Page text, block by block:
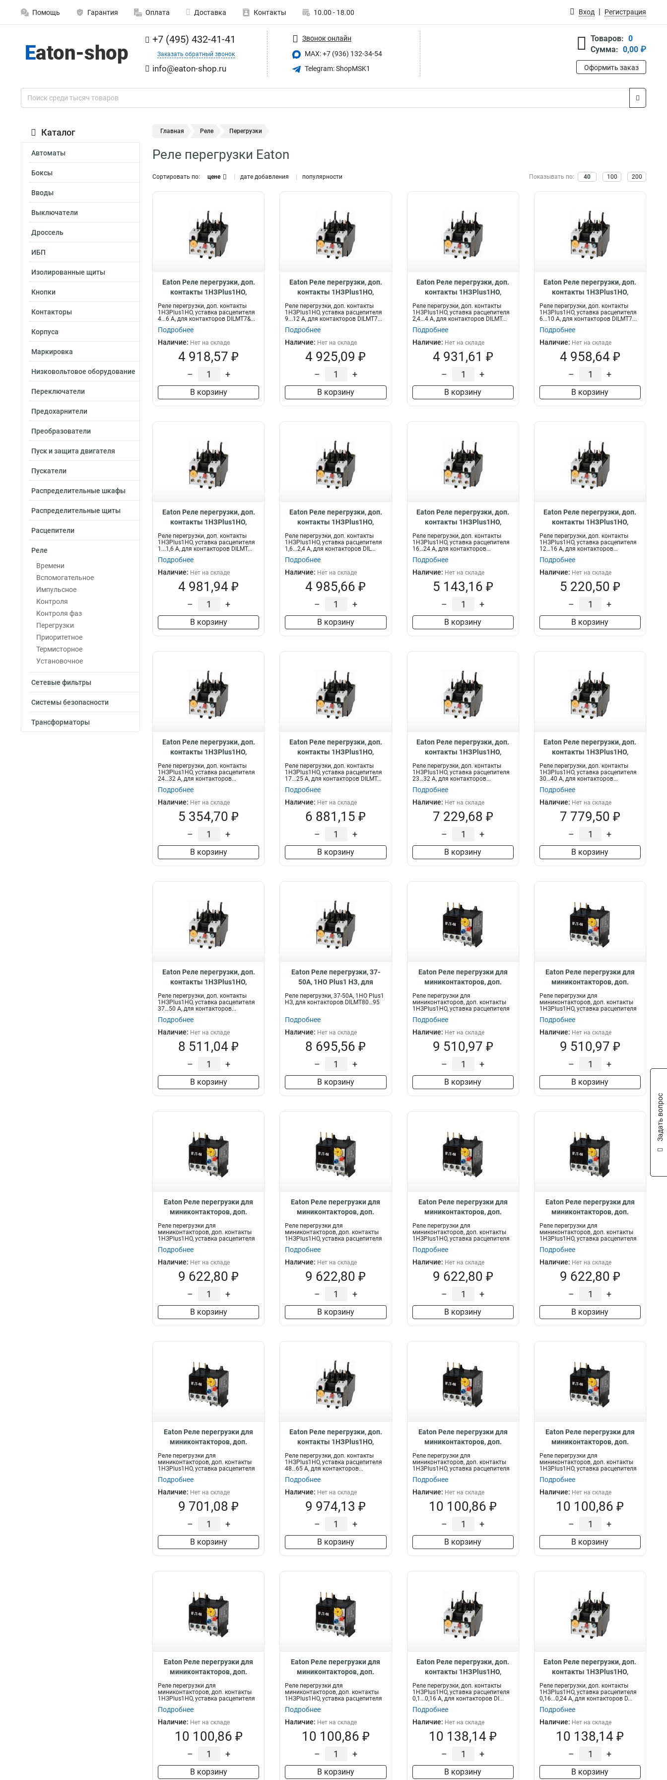
Помощь Гарантия Оплата Доставка Контакты 10.00 - 18.00 Вход Регистрация
+7 (495) 432-41-41
Заказать обратный звонок
info@eaton-shop.ru
Звонок онлайн
MAX: +7 (936) 132-34-54
Telegram: ShopMSK1
Товаров: 0
Сумма: 0,00 ₽
Оформить заказ
Каталог
Автоматы
Боксы
Вводы
Выключатели
Дроссель
ИБП
Изолированные щиты
Кнопки
Контакторы
Корпуса
Маркировка
Низковольтовое оборудование
Переключатели
Предохарнители
Преобразователи
Пуск и защита двигателя
Пускатели
Распределительные шкафы
Распределительные щиты
Расцепители
Реле
Времени
Вспомогательное
Импульсное
Контроля
Контроля фаз
Перегрузки
Приоритетное
Термисторное
Установочное
Сетевые фильтры
Системы безопасности
Трансформаторы
Главная Реле Перегрузки
Реле перегрузки Eaton
Сортировать по: цене дате добавления популярности Показывать по: 40 100 200
Eaton Реле перегрузки, доп.
контакты 1НЗPlus1НО,
для контакторов DILMT7…12
ZBT12-6
Реле перегрузки, доп. контакты
1НЗPlus1НО, уставка расцепителя
4...6 А, для контакторов DILMT7&...
Подробнее
Наличие: Нет на складе
4 918,57 ₽
– +
В корзину
Eaton Реле перегрузки, доп.
контакты 1НЗPlus1НО,
уставка расцепителя 9...12 А,
для контакторов DILMT7…12
ZBT12-12
Реле перегрузки, доп. контакты
1НЗPlus1НО, уставка расцепителя
9...12 А, для контакторов DILMT7...
Подробнее
Наличие: Нет на складе
4 925,09 ₽
– +
В корзину
Eaton Реле перегрузки, доп.
контакты 1НЗPlus1НО,
уставка расцепителя 2,4...4 А,
для контакторов DILMT7…12
ZBT12-4
Реле перегрузки, доп. контакты
1НЗPlus1НО, уставка расцепителя
2,4...4 А, для контакторов DILMT...
Подробнее
Наличие: Нет на складе
4 931,61 ₽
– +
В корзину
Eaton Реле перегрузки, доп.
контакты 1НЗPlus1НО,
уставка расцепителя 6...10 А,
для контакторов DILMT7…12
ZBT12-10
Реле перегрузки, доп. контакты
1НЗPlus1НО, уставка расцепителя
6...10 А, для контакторов DILMT7...
Подробнее
Наличие: Нет на складе
4 958,64 ₽
– +
В корзину
Eaton Реле перегрузки, доп.
контакты 1НЗPlus1НО,
уставка расцепителя 1...1,6 А,
для контакторов DILMT7…12
ZBT12-1,6
Реле перегрузки, доп. контакты
1НЗPlus1НО, уставка расцепителя
1...1,6 А, для контакторов DILMT...
Подробнее
Наличие: Нет на складе
4 981,94 ₽
– +
В корзину
Eaton Реле перегрузки, доп.
контакты 1НЗPlus1НО,
уставка расцепителя 1,6...2,4
А, для контакторов DILMT7…
12 ZBT12-2,4
Реле перегрузки, доп. контакты
1НЗPlus1НО, уставка расцепителя
1,6...2,4 А, для контакторов DIL...
Подробнее
Наличие: Нет на складе
4 985,66 ₽
– +
В корзину
Eaton Реле перегрузки, доп.
контакты 1НЗPlus1НО,
уставка расцепителя 16…24 А,
для контакторов DILMT17…32
ZBT32-24
Реле перегрузки, доп. контакты
1НЗPlus1НО, уставка расцепителя
16…24 А, для контакторов...
Подробнее
Наличие: Нет на складе
5 143,16 ₽
– +
В корзину
Eaton Реле перегрузки, доп.
контакты 1НЗPlus1НО,
уставка расцепителя 12…16 А,
для контакторов DILMT17…32
ZBT32-16
Реле перегрузки, доп. контакты
1НЗPlus1НО, уставка расцепителя
12…16 А, для контакторов...
Подробнее
Наличие: Нет на складе
5 220,50 ₽
– +
В корзину
Eaton Реле перегрузки, доп.
контакты 1НЗPlus1НО,
уставка расцепителя 24…32 А,
для контакторов DILMT17…32
ZBT32-32
Реле перегрузки, доп. контакты
1НЗPlus1НО, уставка расцепителя
24…32 А, для контакторов...
Подробнее
Наличие: Нет на складе
5 354,70 ₽
– +
В корзину
Eaton Реле перегрузки, доп.
контакты 1НЗPlus1НО,
А, для контакторов DILMT40…
65 ZBT65-25
Реле перегрузки, доп. контакты
1НЗPlus1НО, уставка расцепителя
17...25 А, для контакторов DILMT...
Подробнее
Наличие: Нет на складе
6 881,15 ₽
– +
В корзину
Eaton Реле перегрузки, доп.
контакты 1НЗPlus1НО,
уставка расцепителя 23…32 А,
для контакторов DILMT40…65
ZBT65-32
Реле перегрузки, доп. контакты
1НЗPlus1НО, уставка расцепителя
23…32 А, для контакторов...
Подробнее
Наличие: Нет на складе
7 229,68 ₽
– +
В корзину
Eaton Реле перегрузки, доп.
контакты 1НЗPlus1НО,
уставка расцепителя 30…40 А,
для контакторов DILMT40…65
ZBT65-40
Реле перегрузки, доп. контакты
1НЗPlus1НО, уставка расцепителя
30…40 А, для контакторов...
Подробнее
Наличие: Нет на складе
7 779,50 ₽
– +
В корзину
Eaton Реле перегрузки, доп.
контакты 1НЗPlus1НО,
уставка расцепителя 37…50 А,
для контакторов DILMT40…65
ZBT65-50
Реле перегрузки, доп. контакты
1НЗPlus1НО, уставка расцепителя
37…50 А, для контакторов...
Подробнее
Наличие: Нет на складе
8 511,04 ₽
– +
В корзину
Eaton Реле перегрузки, 37-
50А, 1НО Plus1 НЗ, для
контакторов DILMT80…95
ZBT95-50
Реле перегрузки, 37-50А, 1НО Plus1
НЗ, для контакторов DILMT80…95
Подробнее
Наличие: Нет на складе
8 695,56 ₽
– +
В корзину
Eaton Реле перегрузки для
миниконтакторов, доп.
уставка расцепителя 1,6...2,4
А ZE-2,4
Реле перегрузки для
миниконтакторов, доп. контакты
1НЗPlus1НО, уставка расцепителя
1,6...2,4 А...
Подробнее
Наличие: Нет на складе
9 510,97 ₽
– +
В корзину
Eaton Реле перегрузки для
миниконтакторов, доп.
уставка расцепителя 2,4...4 А
ZE-4
Реле перегрузки для
миниконтакторов, доп. контакты
1НЗPlus1НО, уставка расцепителя
Подробнее
Наличие: Нет на складе
9 510,97 ₽
– +
В корзину
Eaton Реле перегрузки для
миниконтакторов, доп.
уставка расцепителя 0,4...0,6
А ZE-0,6
Реле перегрузки для
миниконтакторов, доп. контакты
1НЗPlus1НО, уставка расцепителя
0,4...0,6 А...
Подробнее
Наличие: Нет на складе
9 622,80 ₽
– +
В корзину
Eaton Реле перегрузки для
миниконтакторов, доп.
уставка расцепителя 1...1,6А
ZE-1,6
Реле перегрузки для
миниконтакторов, доп. контакты
1НЗPlus1НО, уставка расцепителя
Подробнее
Наличие: Нет на складе
9 622,80 ₽
– +
В корзину
Eaton Реле перегрузки для
миниконтакторов, доп.
уставка расцепителя 4...6 А
ZE-6
Реле перегрузки для
миниконтакторов, доп. контакты
1НЗPlus1НО, уставка расцепителя
Подробнее
Наличие: Нет на складе
9 622,80 ₽
– +
В корзину
Eaton Реле перегрузки для
миниконтакторов, доп.
уставка расцепителя 6...9 А
ZE-9
Реле перегрузки для
миниконтакторов, доп. контакты
1НЗPlus1НО, уставка расцепителя
Подробнее
Наличие: Нет на складе
9 622,80 ₽
– +
В корзину
Eaton Реле перегрузки для
миниконтакторов, доп.
уставка расцепителя 0,6...1 А
ZE-1,0
Реле перегрузки для
миниконтакторов, доп. контакты
1НЗPlus1НО, уставка расцепителя
Подробнее
Наличие: Нет на складе
9 701,08 ₽
– +
В корзину
Eaton Реле перегрузки, доп.
контакты 1НЗPlus1НО,
уставка расцепителя 48…65 А,
для контакторов DILMT40…65
ZBT65-65
Реле перегрузки, доп. контакты
1НЗPlus1НО, уставка расцепителя
48…65 А, для контакторов...
Подробнее
Наличие: Нет на складе
9 974,13 ₽
– +
В корзину
Eaton Реле перегрузки для
миниконтакторов, доп.
уставка расцепителя 0,1...0,16
А ZE-0,16
Реле перегрузки для
миниконтакторов, доп. контакты
1НЗPlus1НО, уставка расцепителя
0,1...0,16 А...
Подробнее
Наличие: Нет на складе
10 100,86 ₽
– +
В корзину
Eaton Реле перегрузки для
миниконтакторов, доп.
уставка расцепителя
0,16...0,24 А ZE-0,24
Реле перегрузки для
миниконтакторов, доп. контакты
1НЗPlus1НО, уставка расцепителя
0,16...0,24...
Подробнее
Наличие: Нет на складе
10 100,86 ₽
– +
В корзину
Eaton Реле перегрузки для
миниконтакторов, доп.
уставка расцепителя 0,24...0,4
А ZE-0,4
Реле перегрузки для
миниконтакторов, доп. контакты
1НЗPlus1НО, уставка расцепителя
0,24...0,4 А...
Подробнее
Наличие: Нет на складе
10 100,86 ₽
– +
В корзину
Eaton Реле перегрузки для
миниконтакторов, доп.
уставка расцепителя 9...12 А
ZE-12
Реле перегрузки для
миниконтакторов, доп. контакты
1НЗPlus1НО, уставка расцепителя
Подробнее
Наличие: Нет на складе
10 100,86 ₽
– +
В корзину
Eaton Реле перегрузки, доп.
контакты 1НЗPlus1НО,
уставка расцепителя 0,1...0,16
А, для контакторов DILM7…15,
SDAINLM12…22, DIULM7…12
ZB12-0,16
Реле перегрузки, доп. контакты
1НЗPlus1НО, уставка расцепителя
0,1...0,16 А, для контакторов DI...
Подробнее
Наличие: Нет на складе
10 138,14 ₽
– +
В корзину
Eaton Реле перегрузки, доп.
контакты 1НЗPlus1НО,
0,16...0,24 А, для контакторов
DILM7…15, SDAINLM12…22,
DIULM7…12 ZB12-0,24
Реле перегрузки, доп. контакты
1НЗPlus1НО, уставка расцепителя
0,16...0,24 А, для контакторов D...
Подробнее
Наличие: Нет на складе
10 138,14 ₽
– +
В корзину
Задать вопрос